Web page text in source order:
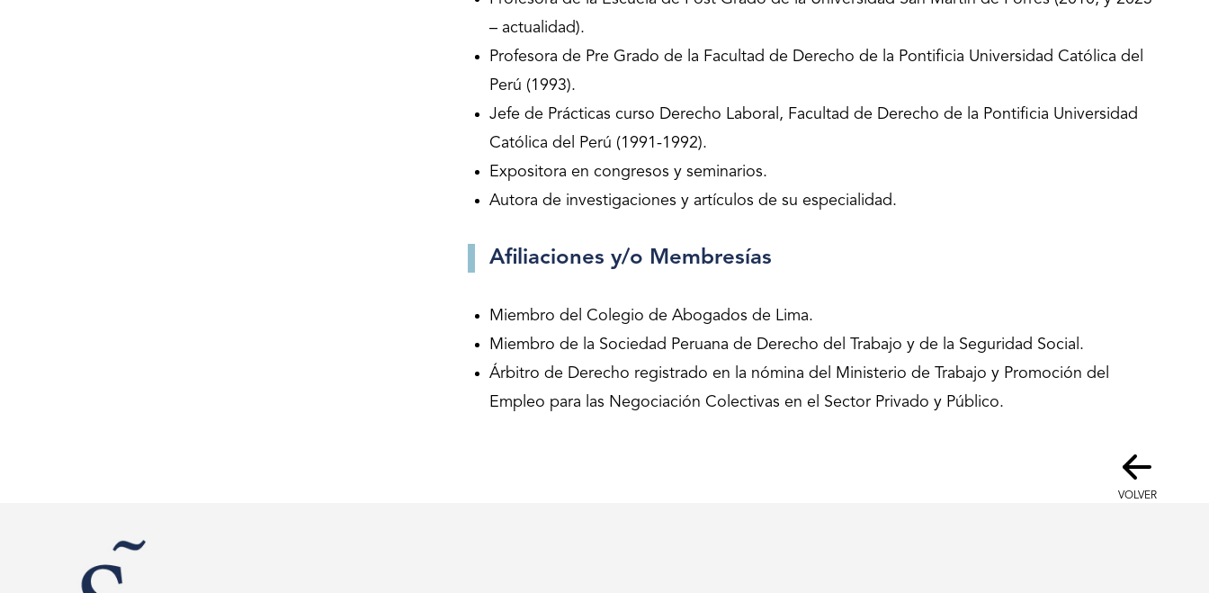
– actualidad).
Profesora de Pre Grado de la Facultad de Derecho de la Pontificia Universidad Católica del
Perú (1993).
Jefe de Prácticas curso Derecho Laboral, Facultad de Derecho de la Pontificia Universidad
Católica del Perú (1991-1992).
Expositora en congresos y seminarios.
Autora de investigaciones y artículos de su especialidad.
Afiliaciones y/o Membresías
Miembro del Colegio de Abogados de Lima.
Miembro de la Sociedad Peruana de Derecho del Trabajo y de la Seguridad Social.
Árbitro de Derecho registrado en la nómina del Ministerio de Trabajo y Promoción del
Empleo para las Negociación Colectivas en el Sector Privado y Público.
VOLVER